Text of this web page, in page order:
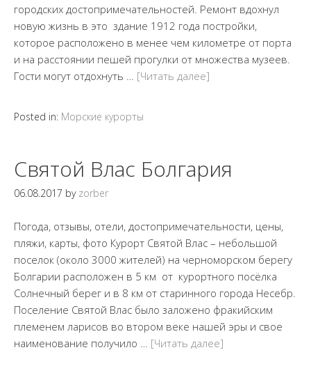
городских достопримечательностей. Ремонт вдохнул
новую жизнь в это здание 1912 года постройки,
которое расположено в менее чем километре от порта
и на расстоянии пешей прогулки от множества музеев.
Гости могут отдохнуть … [Читать далее]
Posted in: Морские курорты
Святой Влас Болгария
06.08.2017 by zorber
Погода, отзывы, отели, достопримечательности, цены,
пляжи, карты, фото Курорт Святой Влас – небольшой
поселок (около 3000 жителей) на черноморском берегу
Болгарии расположен в 5 км от курортного посёлка
Солнечный берег и в 8 км от старинного города Несебр.
Поселение Святой Влас было заложено фракийским
племенем ларисов во втором веке нашей эры и свое
наименование получило … [Читать далее]